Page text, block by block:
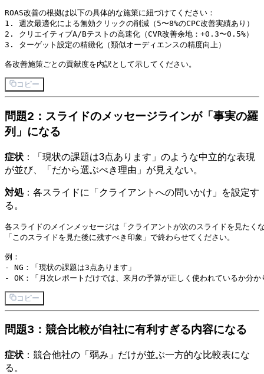
ROAS改善の根拠は以下の具体的な施策に紐づけてください：
1. 週次最適化による無効クリックの削減（5〜8%のCPC改善実績あり）
2. クリエイティブA/Bテストの高速化（CVR改善余地：+0.3〜0.5%）
3. ターゲット設定の精緻化（類似オーディエンスの精度向上）
コピー
問題2：スライドのメッセージラインが「事実の羅
列」になる
症状 ：「現状の課題は3点あります」のような中立的な表現
が並び、「だから選ぶべき理由」が見えない。
対処 ：各スライドに「クライアントへの問いかけ」を設定す
る。
各スライドのメインメッセージは「クライアントが次のスライドを見たく
「このスライドを見た後に残すべき印象」で終わらせてください。
例：
- NG：「現状の課題は3点あります」
コピー
問題3：競合比較が自社に有利すぎる内容になる
症状 ：競合他社の「弱み」だけが並ぶ一方的な比較表にな
る。